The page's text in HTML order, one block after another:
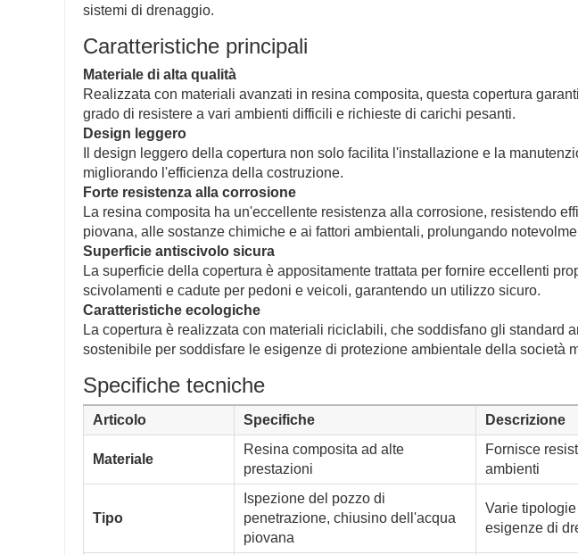
sistemi di drenaggio.
Caratteristiche principali
Materiale di alta qualità
Realizzata con materiali avanzati in resina composita, questa copertura
grado di resistere a vari ambienti difficili e richieste di carichi pesanti.
Design leggero
Il design leggero della copertura non solo facilita l'installazione e la
migliorando l'efficienza della costruzione.
Forte resistenza alla corrosione
La resina composita ha un'eccellente resistenza alla corrosione, resistendo
piovana, alle sostanze chimiche e ai fattori ambientali, prolungando
Superficie antiscivolo sicura
La superficie della copertura è appositamente trattata per fornire eccellenti
scivolamenti e cadute per pedoni e veicoli, garantendo un utilizzo sicuro.
Caratteristiche ecologiche
La copertura è realizzata con materiali riciclabili, che soddisfano gli standard
sostenibile per soddisfare le esigenze di protezione ambientale della società
Specifiche tecniche
Articolo Specifiche Descrizione
Materiale
Resina composita ad alte
prestazioni
Fornisce
ambienti
Tipo
Ispezione del pozzo di
penetrazione, chiusino dell'acqua
piovana
Varie
esigenze di